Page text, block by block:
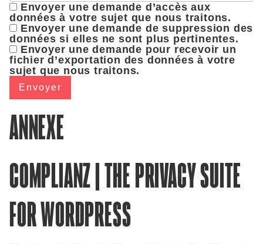
Envoyer une demande d’accès aux
données à votre sujet que nous traitons.
Envoyer une demande de suppression des
données si elles ne sont plus pertinentes.
Envoyer une demande pour recevoir un
fichier d’exportation des données à votre
sujet que nous traitons.
ANNEXE
COMPLIANZ | THE PRIVACY SUITE
FOR WORDPRESS